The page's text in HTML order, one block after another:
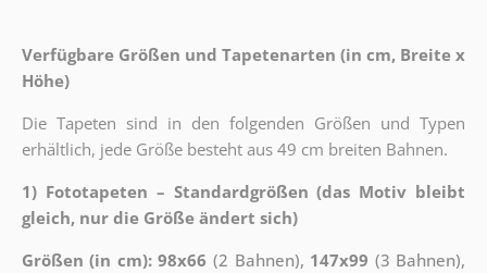
Verfügbare Größen und Tapetenarten (in cm, Breite x
Höhe)
Die Tapeten sind in den folgenden Größen und Typen
erhältlich, jede Größe besteht aus 49 cm breiten Bahnen.
1) Fototapeten – Standardgrößen (das Motiv bleibt
gleich, nur die Größe ändert sich)
Größen (in cm): 98x66 (2 Bahnen), 147x99 (3 Bahnen),